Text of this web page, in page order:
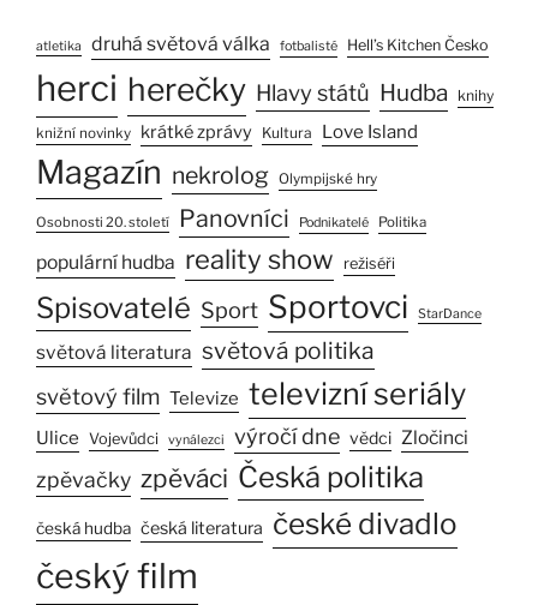
atletika druhá světová válka fotbalisté Hell’s Kitchen Česko
herci herečky Hlavy států Hudba knihy
knižní novinky krátké zprávy Kultura Love Island
Magazín nekrolog Olympijské hry
Osobnosti 20. století Panovníci Podnikatelé Politika
populární hudba reality show režiséři
Spisovatelé Sport Sportovci StarDance
světová literatura světová politika
světový film Televize televizní seriály
Ulice Vojevůdci vynálezci výročí dne vědci Zločinci
zpěvačky zpěváci Česká politika
česká hudba česká literatura české divadlo
český film